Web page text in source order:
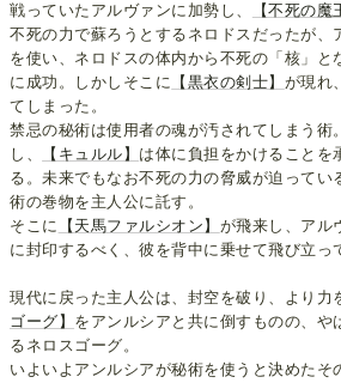
戦っていたアルヴァンに加勢し、
【不死の魔
不死の力で蘇ろうとするネロドスだったが、
を使い、ネロドスの体内から不死の「核」と
に成功。しかしそこに 【黒衣の剣士】 が現れ
てしまった。
禁忌の秘術は使用者の魂が汚されてしまう術
し、
【キュルル】 は体に負担をかけることを
る。未来でもなお不死の力の脅威が迫ってい
術の巻物を主人公に託す。
そこに
【天馬ファルシオン】 が飛来し、アル
に封印するべく、彼を背中に乗せて飛び立っ
現代に戻った主人公は、封空を破り、より力
ゴーグ】 をアンルシアと共に倒すものの、や
るネロスゴーグ。
いよいよアンルシアが秘術を使うと決めたそ